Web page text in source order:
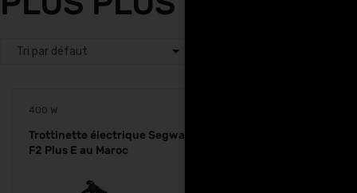
400 W
Trottinette électrique Segway Ninebot
F2 Plus E au Maroc